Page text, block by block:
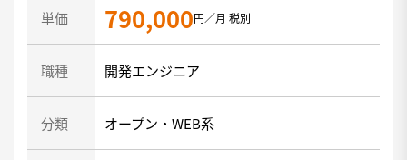
単価 790,000円／月 税別
職種 開発エンジニア
分類 オープン・WEB系